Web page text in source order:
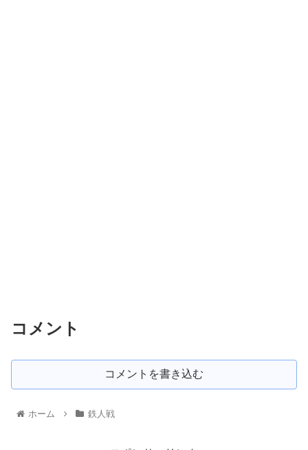
コメント
コメントを書き込む
ホーム 鉄人戦